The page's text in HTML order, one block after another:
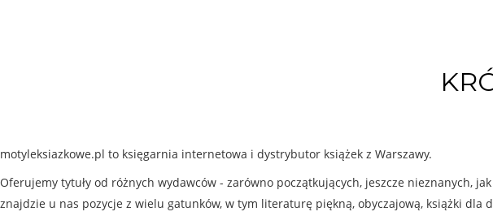
motyleksiazkowe.pl to księgarnia internetowa i dystrybutor książek z Warszawy.
Oferujemy tytuły od różnych wydawców - zarówno początkujących, jeszcze nieznanych,
znajdzie u nas pozycje z wielu gatunków, w tym literaturę piękną, obyczajową, książki dla